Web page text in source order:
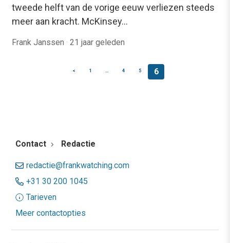
tweede helft van de vorige eeuw verliezen steeds
meer aan kracht. McKinsey…
Frank Janssen · 21 jaar geleden
< 1 … 4 5 6
Contact Redactie
redactie@frankwatching.com
+31 30 200 1045
Tarieven
Meer contactopties